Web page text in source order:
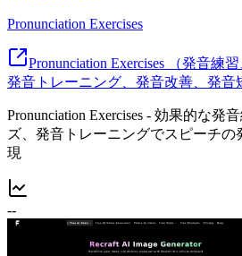
Pronunciation Exercises
Pronunciation Exercises （発音練
発音トレーニング、発音改善、発音
Pronunciation Exercises - 効果的な発
ズ、発音トレーニングでスピーチの
現
--